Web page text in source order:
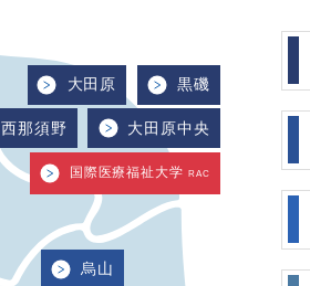
大田原 黒磯
西那須野 大田原中央
国際医療福祉大学 RAC
烏山